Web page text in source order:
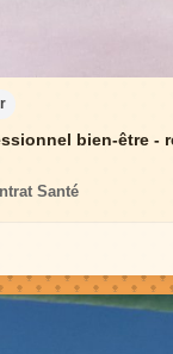
bien-être - retrouvez votre
Santé